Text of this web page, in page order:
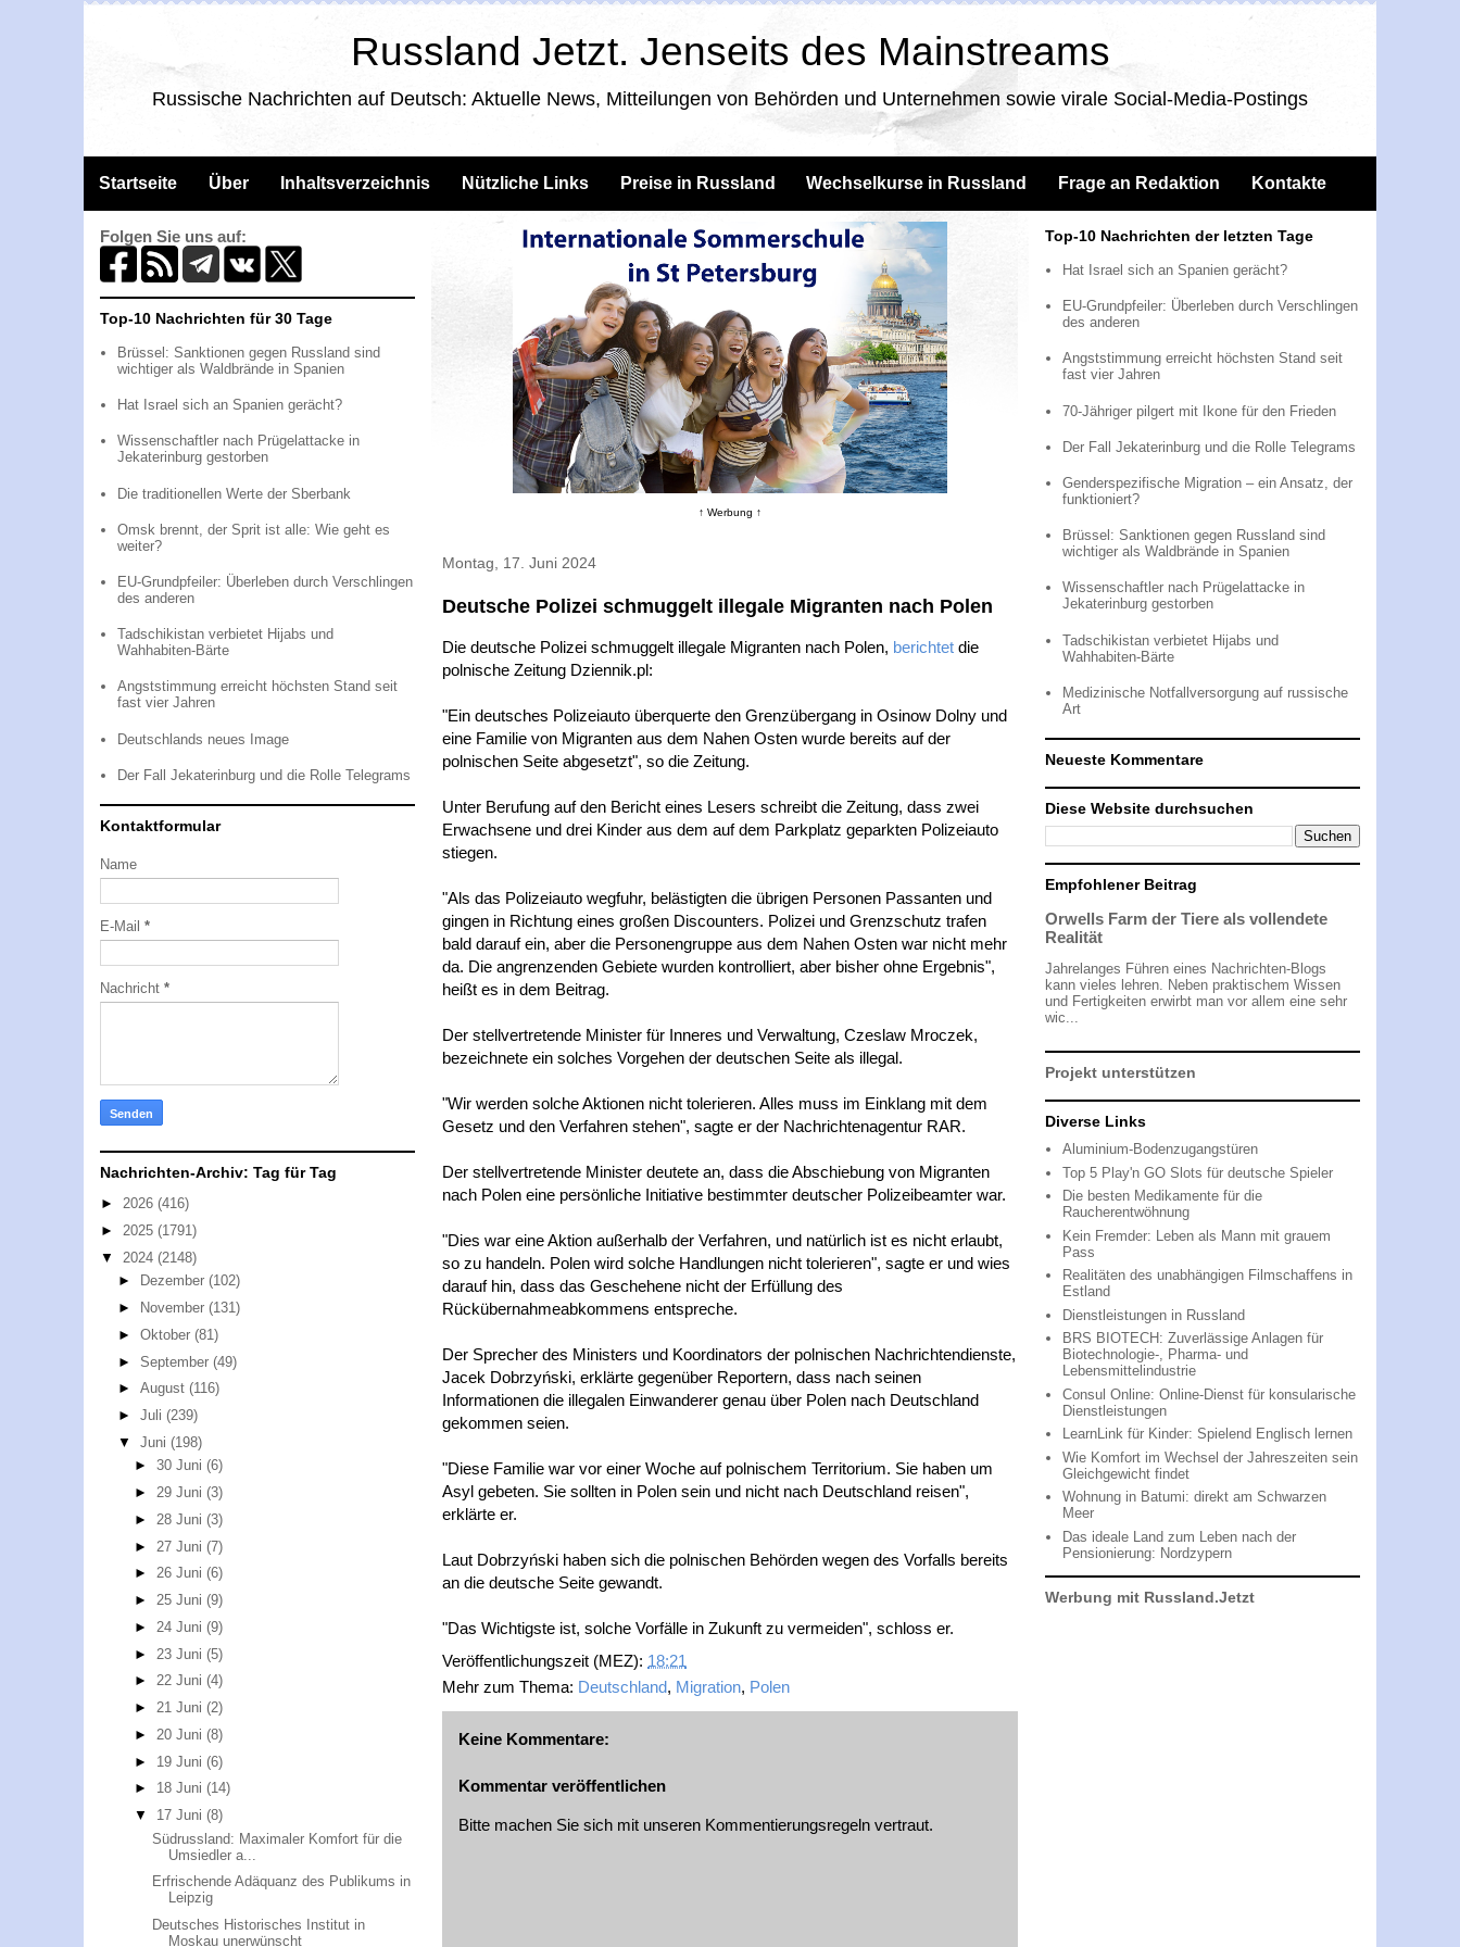
Russland Jetzt. Jenseits des Mainstreams
Russische Nachrichten auf Deutsch: Aktuelle News, Mitteilungen von Behörden und Unternehmen sowie virale Social-Media-Postings
Startseite Über Inhaltsverzeichnis Nützliche Links Preise in Russland Wechselkurse in Russland Frage an Redaktion Kontakte
↑ Werbung ↑
Montag, 17. Juni 2024
Deutsche Polizei schmuggelt illegale Migranten nach Polen
Die deutsche Polizei schmuggelt illegale Migranten nach Polen, berichtet die
polnische Zeitung Dziennik.pl:
"Ein deutsches Polizeiauto überquerte den Grenzübergang in Osinow Dolny und
eine Familie von Migranten aus dem Nahen Osten wurde bereits auf der
polnischen Seite abgesetzt", so die Zeitung.
Unter Berufung auf den Bericht eines Lesers schreibt die Zeitung, dass zwei
Erwachsene und drei Kinder aus dem auf dem Parkplatz geparkten Polizeiauto
stiegen.
"Als das Polizeiauto wegfuhr, belästigten die übrigen Personen Passanten und
gingen in Richtung eines großen Discounters. Polizei und Grenzschutz trafen
bald darauf ein, aber die Personengruppe aus dem Nahen Osten war nicht mehr
da. Die angrenzenden Gebiete wurden kontrolliert, aber bisher ohne Ergebnis",
heißt es in dem Beitrag.
Der stellvertretende Minister für Inneres und Verwaltung, Czeslaw Mroczek,
bezeichnete ein solches Vorgehen der deutschen Seite als illegal.
"Wir werden solche Aktionen nicht tolerieren. Alles muss im Einklang mit dem
Gesetz und den Verfahren stehen", sagte er der Nachrichtenagentur RAR.
Der stellvertretende Minister deutete an, dass die Abschiebung von Migranten
nach Polen eine persönliche Initiative bestimmter deutscher Polizeibeamter war.
"Dies war eine Aktion außerhalb der Verfahren, und natürlich ist es nicht erlaubt,
so zu handeln. Polen wird solche Handlungen nicht tolerieren", sagte er und wies
darauf hin, dass das Geschehene nicht der Erfüllung des
Rückübernahmeabkommens entspreche.
Der Sprecher des Ministers und Koordinators der polnischen Nachrichtendienste,
Jacek Dobrzyński, erklärte gegenüber Reportern, dass nach seinen
Informationen die illegalen Einwanderer genau über Polen nach Deutschland
gekommen seien.
"Diese Familie war vor einer Woche auf polnischem Territorium. Sie haben um
Asyl gebeten. Sie sollten in Polen sein und nicht nach Deutschland reisen",
erklärte er.
Laut Dobrzyński haben sich die polnischen Behörden wegen des Vorfalls bereits
an die deutsche Seite gewandt.
"Das Wichtigste ist, solche Vorfälle in Zukunft zu vermeiden", schloss er.
Veröffentlichungszeit (MEZ): 18:21
Mehr zum Thema: Deutschland, Migration, Polen
Keine Kommentare:
Kommentar veröffentlichen
Bitte machen Sie sich mit unseren Kommentierungsregeln vertraut.
Folgen Sie uns auf:
Top-10 Nachrichten für 30 Tage
Brüssel: Sanktionen gegen Russland sind
wichtiger als Waldbrände in Spanien
Hat Israel sich an Spanien gerächt?
Wissenschaftler nach Prügelattacke in
Jekaterinburg gestorben
Die traditionellen Werte der Sberbank
Omsk brennt, der Sprit ist alle: Wie geht es
weiter?
EU-Grundpfeiler: Überleben durch Verschlingen
des anderen
Tadschikistan verbietet Hijabs und
Wahhabiten-Bärte
Angststimmung erreicht höchsten Stand seit
fast vier Jahren
Deutschlands neues Image
Der Fall Jekaterinburg und die Rolle Telegrams
Kontaktformular
Name
E-Mail *
Nachricht *
Nachrichten-Archiv: Tag für Tag
► 2026 (416)
► 2025 (1791)
▼ 2024 (2148)
►
Dezember (102)
►
November (131)
► Oktober (81)
► September (49)
► August (116)
► Juli (239)
▼ Juni (198)
►30 Juni(6)
►29 Juni(3)
► 28 Juni(3)
► 27 Juni(7)
►26 Juni(6)
►25 Juni(9)
► 24 Juni(9)
► 23 Juni(5)
►22 Juni(4)
►21 Juni(2)
► 20 Juni(8)
► 19 Juni(6)
► 18 Juni(14)
▼ 17 Juni(8)
Südrussland: Maximaler Komfort für die
Umsiedler a...
Erfrischende Adäquanz des Publikums in
Leipzig
Deutsches Historisches Institut in
Moskau unerwünscht
Top-10 Nachrichten der letzten Tage
Hat Israel sich an Spanien gerächt?
EU-Grundpfeiler: Überleben durch Verschlingen
des anderen
Angststimmung erreicht höchsten Stand seit
fast vier Jahren
70-Jähriger pilgert mit Ikone für den Frieden
Der Fall Jekaterinburg und die Rolle Telegrams
Genderspezifische Migration – ein Ansatz, der
funktioniert?
Brüssel: Sanktionen gegen Russland sind
wichtiger als Waldbrände in Spanien
Wissenschaftler nach Prügelattacke in
Jekaterinburg gestorben
Tadschikistan verbietet Hijabs und
Wahhabiten-Bärte
Medizinische Notfallversorgung auf russische
Art
Neueste Kommentare
Diese Website durchsuchen
Empfohlener Beitrag
Orwells Farm der Tiere als vollendete
Realität
Jahrelanges Führen eines Nachrichten-Blogs
kann vieles lehren. Neben praktischem Wissen
und Fertigkeiten erwirbt man vor allem eine sehr
wic...
Projekt unterstützen
Diverse Links
Aluminium-Bodenzugangstüren
Top 5 Play'n GO Slots für deutsche Spieler
Die besten Medikamente für die
Raucherentwöhnung
Kein Fremder: Leben als Mann mit grauem
Pass
Realitäten des unabhängigen Filmschaffens in
Estland
Dienstleistungen in Russland
BRS BIOTECH: Zuverlässige Anlagen für
Biotechnologie-, Pharma- und
Lebensmittelindustrie
Consul Online: Online-Dienst für konsularische
Dienstleistungen
LearnLink für Kinder: Spielend Englisch lernen
Wie Komfort im Wechsel der Jahreszeiten sein
Gleichgewicht findet
Wohnung in Batumi: direkt am Schwarzen
Meer
Das ideale Land zum Leben nach der
Pensionierung: Nordzypern
Werbung mit Russland.Jetzt